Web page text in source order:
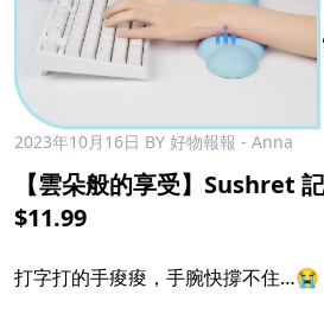
2023年10月16日 BY 好物報報 - Anna
【雲朵般的享受】Sushret
$11.99
打字打的手痠痠，手腕快撐不住…😭